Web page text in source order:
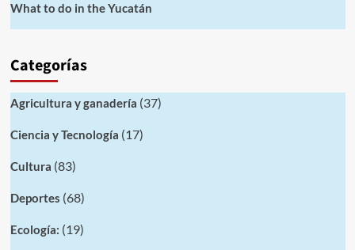
What to do in the Yucatán
Categorías
Agricultura y ganadería (37)
Ciencia y Tecnología (17)
Cultura (83)
Deportes (68)
Ecología: (19)